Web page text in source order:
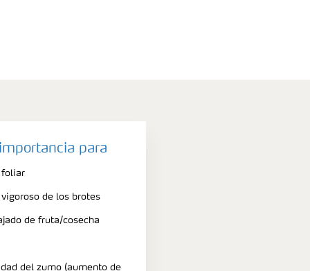
para
foliar
de los brotes
de fruta/cosecha
del zumo (aumento de